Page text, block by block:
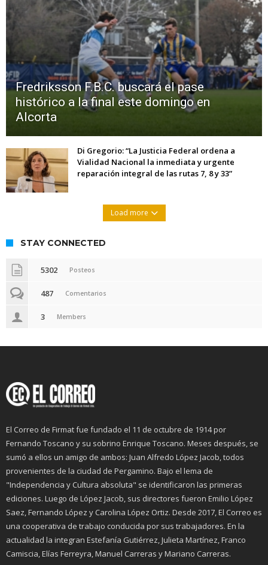
Fredriksson F.B.C. buscará el pase
histórico a la final este domingo en
Alcorta
Di Gregorio: “La Justicia Federal ordena a
Vialidad Nacional la inmediata y urgente
reparación integral de las rutas 7, 8 y 33”
Load more
STAY CONNECTED
5302 Posteos
487 Comentarios
3 Members
El Correo de Firmat fue fundado el 11 de octubre de 1914 por
Fernando Toscano y su sobrino Enrique Toscano. Meses después, se
sumó a ellos un amigo de ambos: Juan Alfredo López Jacob, todos
provenientes de la ciudad de Pergamino. Bajo el lema de
"Independencia y Cultura absoluta" se identificaron las primeras
ediciones. Luego de López Jacob, sus directores fueron Emilio López
Saez, Fernando López y Carolina López Ortiz. Desde 2017, El Correo es
una cooperativa de trabajo conducida por sus trabajadores. En la
actualidad la integran Estefanía Gutiérrez, Julieta Martínez, Franco
Camiscia, Elías Ferreyra, Manuel Carreras y Mariano Carreras.